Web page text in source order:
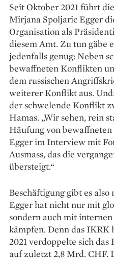
Seit Oktober 2021 führt
Mirjana Spoljaric Egger
Organisation als
diesem Amt. Zu tun gäbe
jedenfalls genug: Neben
bewaffneten Konflikten
dem russischen
weiterer Konflikt aus.
der schwelende Konflikt
Hamas. „Wir sehen, rein
Häufung von
Egger im Interview mit
Ausmass, das die
übersteigt.“
Beschäftigung gibt es
Egger hat nicht nur mit
sondern auch mit
kämpfen. Denn das IKRK
2021 verdoppelte sich
auf zuletzt 2,8 Mrd. CHF.